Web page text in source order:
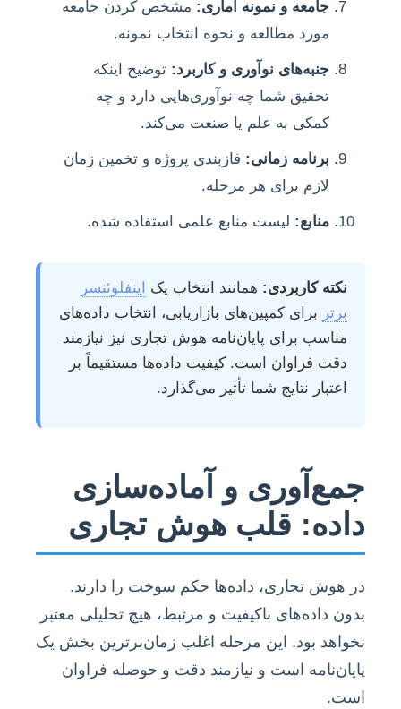
جامعه و نمونه آماری: مشخص کردن جامعه
مورد مطالعه و نحوه انتخاب نمونه.
جنبه‌های نوآوری و کاربرد: توضیح اینکه
تحقیق شما چه نوآوری‌هایی دارد و چه
کمکی به علم یا صنعت می‌کند.
برنامه زمانی: فازبندی پروژه و تخمین زمان
لازم برای هر مرحله.
منابع: لیست منابع علمی استفاده شده.
نکته کاربردی: همانند انتخاب یک
اینفلوئنسر
برتر برای کمپین‌های بازاریابی، انتخاب داده‌های
مناسب برای پایان‌نامه هوش تجاری نیز نیازمند
دقت فراوان است. کیفیت داده‌ها مستقیماً بر
اعتبار نتایج شما تأثیر می‌گذارد.
جمع‌آوری و آماده‌سازی
داده: قلب هوش تجاری
در هوش تجاری، داده‌ها حکم سوخت را دارند.
بدون داده‌های باکیفیت و مرتبط، هیچ تحلیلی معتبر
نخواهد بود. این مرحله اغلب زمان‌برترین بخش یک
پایان‌نامه است و نیازمند دقت و حوصله فراوان
است.